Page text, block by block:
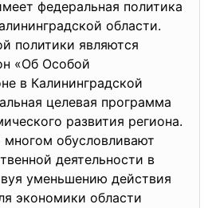
федеральная политика
области.
политики являются
«Об Особой
в Калининградской
целевая программа
развития региона.
обусловливают
деятельности в
уменьшению действия
экономики области